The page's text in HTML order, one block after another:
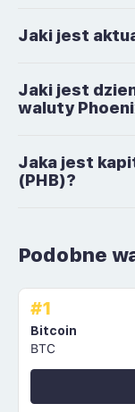
Jaki jest
Jaki jest
waluty
Jaka jest
(PHB)?
Podobne
#1
Bitcoin
BTC